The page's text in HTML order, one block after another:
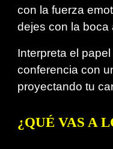
con la fuerza
dejes con la boca
Interpreta el
conferencia con
proyectando tu
¿QUÉ VAS A